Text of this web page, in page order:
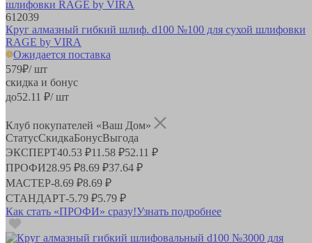
612039
Круг алмазный гибкий шлиф. d100 №100 для сухой шлифовки
RAGE by VIRA
Ожидается поставка
579₽/ шт
скидка и бонус
до52.11 ₽/ шт
Клуб покупателей «Ваш Дом»
СтатусСкидкаБонусВыгода
ЭКСПЕРТ40.53 ₽11.58 ₽52.11 ₽
ПРОФИ28.95 ₽8.69 ₽37.64 ₽
МАСТЕР-8.69 ₽8.69 ₽
СТАНДАРТ-5.79 ₽5.79 ₽
Как стать «ПРОФИ» сразу!Узнать подробнее